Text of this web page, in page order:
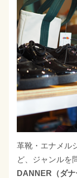
革靴・エナメル
ど、ジャンルを
DANNER（ダ